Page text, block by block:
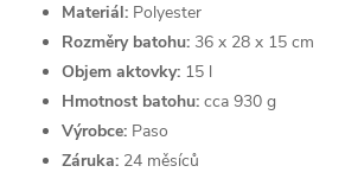
Materiál: Polyester
Rozměry batohu: 36 x 28 x 15 cm
Objem aktovky: 15 l
Hmotnost batohu: cca 930 g
Výrobce: Paso
Záruka: 24 měsíců